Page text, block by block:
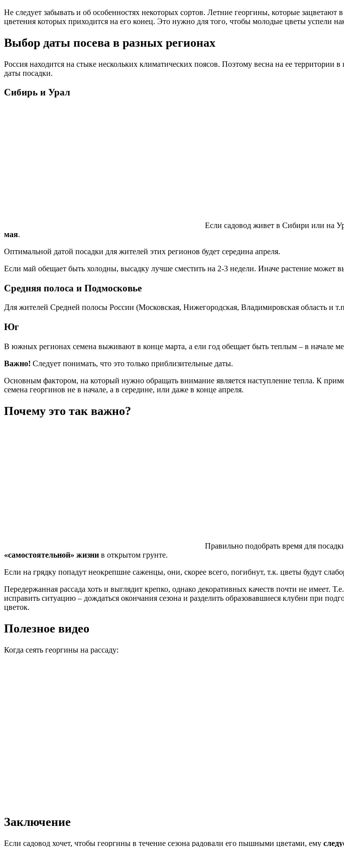
Не следует забывать и об особенностях некоторых сортов. Летние георгины, которые
цветения которых приходится на его конец. Это нужно для того, чтобы молодые цветы успели
Выбор даты посева в разных регионах
Россия находится на стыке нескольких климатических поясов. Поэтому весна на ее
даты посадки.
Сибирь и Урал
Если садовод живет в Сибири или на
мая.
Оптимальной датой посадки для жителей этих регионов будет середина апреля.
Если май обещает быть холодны, высадку лучше сместить на 2-3 недели. Иначе растение может
Средняя полоса и Подмосковье
Для жителей Средней полосы России (Московская, Нижегородская, Владимировская область и
Юг
В южных регионах семена выживают в конце марта, а ели год обещает быть теплым – в начале
Важно! Следует понимать, что это только приблизительные даты.
Основным фактором, на который нужно обращать внимание является наступление тепла. К
семена георгинов не в начале, а в середине, или даже в конце апреля.
Почему это так важно?
Правильно подобрать время для
«самостоятельной» жизни в открытом грунте.
Если на грядку попадут неокрепшие саженцы, они, скорее всего, погибнут, т.к. цветы будут
Передержанная рассада хоть и выглядит крепко, однако декоративных качеств почти не
исправить ситуацию – дождаться окончания сезона и разделить образовавшиеся клубни при
цветок.
Полезное видео
Когда сеять георгины на рассаду:
Заключение
Если садовод хочет, чтобы георгины в течение сезона радовали его пышными цветами, ему